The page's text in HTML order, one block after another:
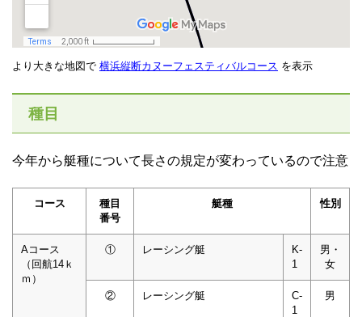
より大きな地図で 横浜縦断カヌーフェスティバルコース を表示
種目
今年から艇種について長さの規定が変わっているので注意
コース
種目
番号
艇種 性別
Aコース
（回航14ｋ
ｍ）
① レーシング艇
K-
1
男・
女
② レーシング艇
C-
1
男